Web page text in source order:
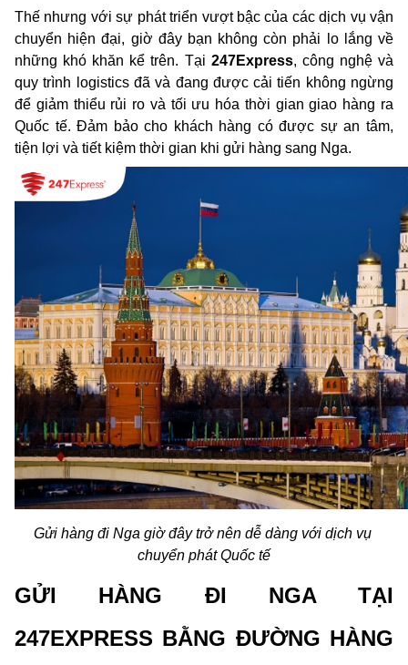
Thế nhưng với sự phát triển vượt bậc của các dịch vụ vận
chuyển hiện đại, giờ đây bạn không còn phải lo lắng về
những khó khăn kể trên. Tại 247Express, công nghệ và
quy trình logistics đã và đang được cải tiến không ngừng
để giảm thiểu rủi ro và tối ưu hóa thời gian giao hàng ra
Quốc tế. Đảm bảo cho khách hàng có được sự an tâm,
tiện lợi và tiết kiệm thời gian khi gửi hàng sang Nga.
Gửi hàng đi Nga giờ đây trở nên dễ dàng với dịch vụ
chuyển phát Quốc tế
GỬI HÀNG ĐI NGA TẠI
247EXPRESS BẰNG ĐƯỜNG HÀNG